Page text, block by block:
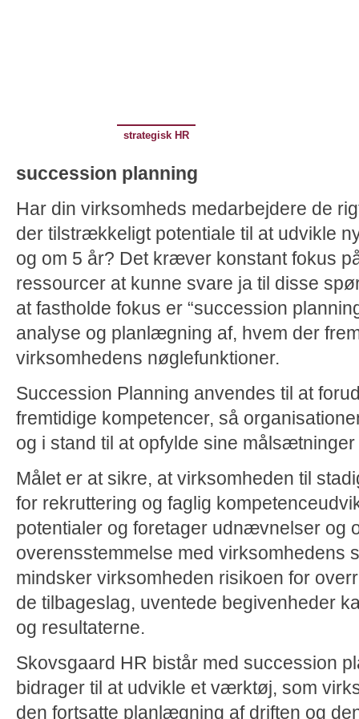
strategisk HR
succession planning
Har din virksomheds medarbejdere de
der tilstrækkeligt potentiale til at udvikle
og om 5 år? Det kræver konstant fokus
ressourcer at kunne svare ja til disse
at fastholde fokus er “succession
analyse og planlægning af, hvem der
virksomhedens nøglefunktioner.
Succession Planning anvendes til at
fremtidige kompetencer, så
og i stand til at opfylde sine
Målet er at sikre, at virksomheden til
for rekruttering og faglig
potentialer og foretager udnævnelser og
overensstemmelse med virksomhedens
mindsker virksomheden risikoen for
de tilbageslag, uventede begivenheder
og resultaterne.
Skovsgaard HR bistår med succession
bidrager til at udvikle et værktøj, som
den fortsatte planlægning af driften og